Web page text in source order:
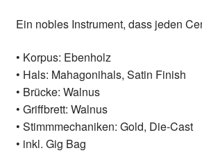
Ein nobles Instrument, dass jeden
• Korpus: Ebenholz
• Hals: Mahagonihals, Satin Finish
• Brücke: Walnus
• Griffbrett: Walnus
• Stimmmechaniken: Gold, Die-Cast
• inkl. Gig Bag